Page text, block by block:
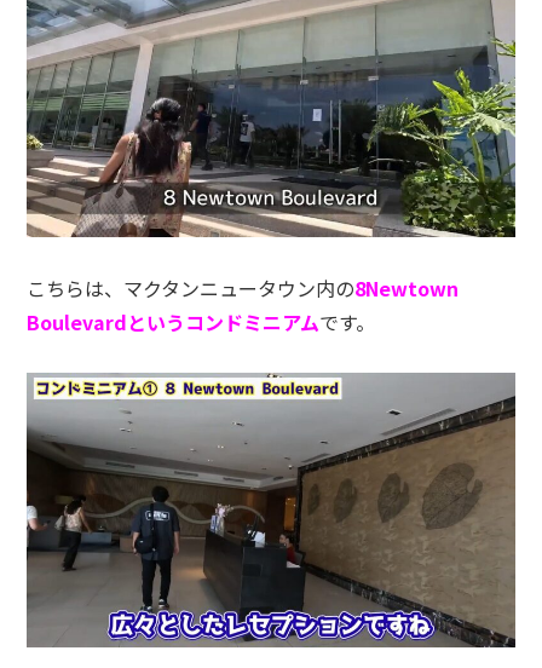
こちらは、マクタンニュータウン内の8Newtown
Boulevardというコンドミニアムです。